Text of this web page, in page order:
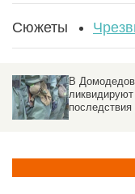
Сюжеты
В
ликвидируют
последствия